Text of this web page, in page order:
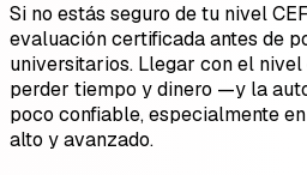
Si no estás seguro de tu nivel
evaluación certificada antes de
universitarios. Llegar con el
perder tiempo y dinero —y la
poco confiable, especialmente
alto y avanzado.